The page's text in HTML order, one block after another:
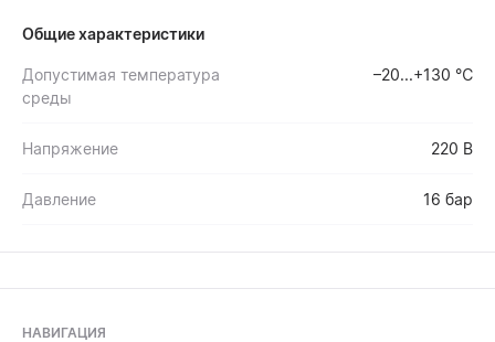
Общие характеристики
Допустимая температура
среды
–20...+130 ℃
Напряжение 220 В
Давление 16 бар
НАВИГАЦИЯ